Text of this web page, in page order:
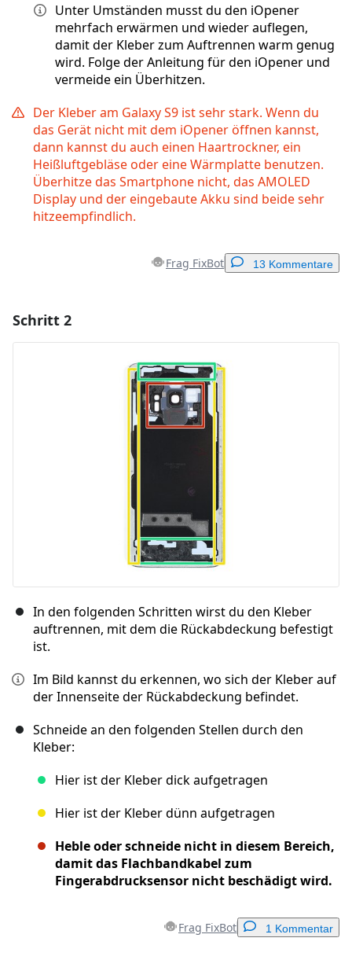
Unter Umständen musst du den iOpener
mehrfach erwärmen und wieder auflegen,
damit der Kleber zum Auftrennen warm genug
wird. Folge der Anleitung für den iOpener und
vermeide ein Überhitzen.
Der Kleber am Galaxy S9 ist sehr stark. Wenn du
das Gerät nicht mit dem iOpener öffnen kannst,
dann kannst du auch einen Haartrockner, ein
Heißluftgebläse oder eine Wärmplatte benutzen.
Überhitze das Smartphone nicht, das AMOLED
Display und der eingebaute Akku sind beide sehr
hitzeempfindlich.
Frag FixBot 13 Kommentare
Kommentar hinzufügen
Abbrechen
Schritt 2
In den folgenden Schritten wirst du den Kleber
auftrennen, mit dem die Rückabdeckung befestigt
ist.
Im Bild kannst du erkennen, wo sich der Kleber auf
der Innenseite der Rückabdeckung befindet.
Schneide an den folgenden Stellen durch den
Kleber:
Hier ist der Kleber dick aufgetragen
Hier ist der Kleber dünn aufgetragen
Heble oder schneide nicht in diesem Bereich,
damit das Flachbandkabel zum
Fingerabdrucksensor nicht beschädigt wird.
Frag FixBot 1 Kommentar